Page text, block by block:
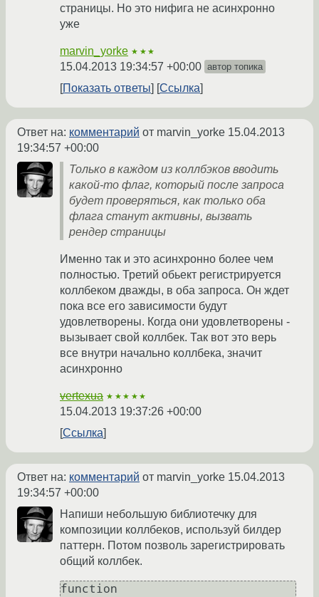
страницы. Но это нифига не асинхронно
уже
marvin_yorke ★★★
15.04.2013 19:34:57 +00:00 автор топика
Показать ответы Ссылка
Ответ на: комментарий от marvin_yorke 15.04.2013
19:34:57 +00:00
Только в каждом из коллбэков вводить
какой-то флаг, который после запроса
будет проверяться, как только оба
флага станут активны, вызвать
рендер страницы
Именно так и это асинхронно более чем
полностью. Третий обьект регистрируется
коллбеком дважды, в оба запроса. Он ждет
пока все его зависимости будут
удовлетворены. Когда они удовлетворены -
вызывает свой коллбек. Так вот это верь
все внутри начально коллбека, значит
асинхронно
vertexua ★★★★★
15.04.2013 19:37:26 +00:00
Ссылка
Ответ на: комментарий от marvin_yorke 15.04.2013
19:34:57 +00:00
Напиши небольшую библиотечку для
композиции коллбеков, используй билдер
паттерн. Потом позволь зарегистрировать
общий коллбек.
function